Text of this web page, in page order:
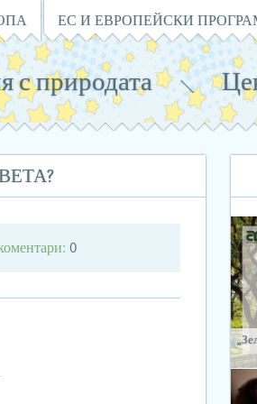
ЕС И ЕВРОПЕЙСКИ
с природата
0